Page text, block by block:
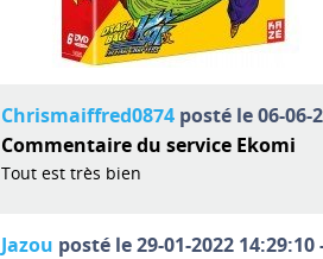
Chrismaiffred0874 posté le 06-06-
Commentaire du service Ekomi
Tout est très bien
Jazou posté le 29-01-2022 14:29:10